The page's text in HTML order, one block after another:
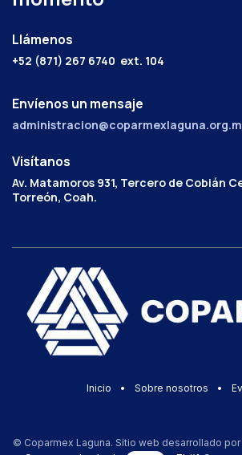
Llámenos
+52 (871) 267 6740 ext. 104
Envíenos un mensaje
Visítanos
Av. Matamoros 931, Tercero de Cobián
Torreón, Coah.
Inicio • Sobre nosotros •
© Coparmex Laguna. Sitio web desarrollado por